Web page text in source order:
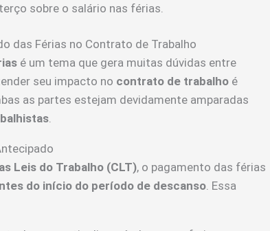
sobre o salário nas férias.
das Férias no Contrato de Trabalho
é um tema que gera muitas dúvidas entre
seu impacto no contrato de trabalho é
as partes estejam devidamente amparadas
.
Leis do Trabalho (CLT), o pagamento das férias
do início do período de descanso. Essa